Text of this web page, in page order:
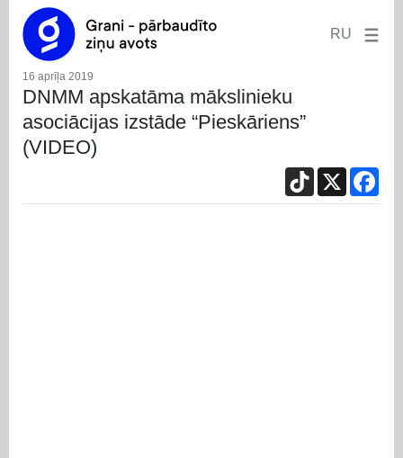
RU
16 aprīļa 2019
DNMM apskatāma mākslinieku
asociācijas izstāde “Pieskāriens”
(VIDEO)
TikTok
X